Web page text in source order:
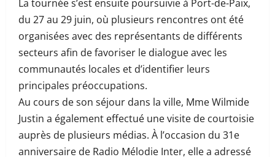
La tournée s’est ensuite poursuivie à Port-de-Paix,
du 27 au 29 juin, où plusieurs rencontres ont été
organisées avec des représentants de différents
secteurs afin de favoriser le dialogue avec les
communautés locales et d’identifier leurs
principales préoccupations.
Au cours de son séjour dans la ville, Mme Wilmide
Justin a également effectué une visite de courtoisie
auprès de plusieurs médias. À l’occasion du 31e
anniversaire de Radio Mélodie Inter, elle a adressé